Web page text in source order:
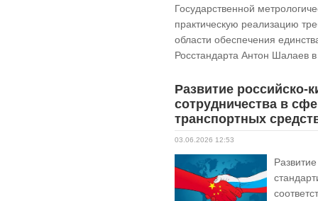
Государственной
практическую реализацию
области обеспечения
Росстандарта Антон Шалаев
Развитие российско-
сотрудничества в
транспортных
03.06.2026 12:53